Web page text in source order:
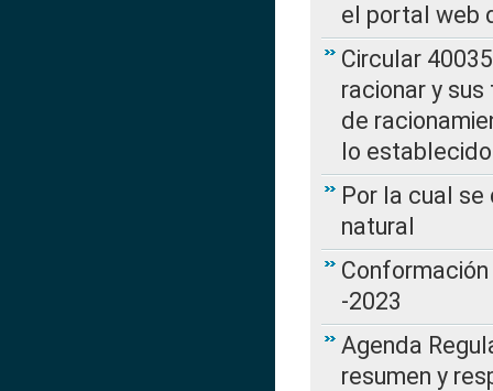
el portal web
Circular
racionar y
de
lo
Por la cual
natural
-2023
Agenda
resumen y